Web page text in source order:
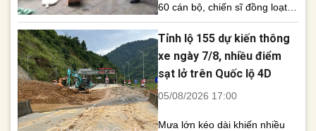
60 cán bộ, chiến sĩ đồng loạt
kiểm tra, test nhanh ma túy đối
với 86 shipper và nhân viên
giao hàng. Qua kiểm tra, lực
lượng chức năng phát hiện 2
ma túy và tiếp tục [...]
Tỉnh lộ 155 dự kiến thông
xe ngày 7/8, nhiều điểm
sạt lở trên Quốc lộ 4D
05/08/2026 17:00
Mưa lớn kéo dài khiến nhiều